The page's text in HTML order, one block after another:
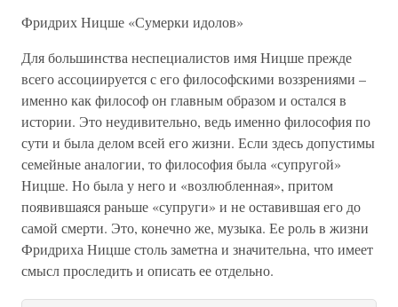
Фридрих Ницше «Сумерки идолов»
Для большинства неспециалистов имя Ницше прежде
всего ассоциируется с его философскими воззрениями –
именно как философ он главным образом и остался в
истории. Это неудивительно, ведь именно философия по
сути и была делом всей его жизни. Если здесь допустимы
семейные аналогии, то философия была «супругой»
Ницше. Но была у него и «возлюбленная», притом
появившаяся раньше «супруги» и не оставившая его до
самой смерти. Это, конечно же, музыка. Ее роль в жизни
Фридриха Ницше столь заметна и значительна, что имеет
смысл проследить и описать ее отдельно.